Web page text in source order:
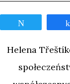
Helena